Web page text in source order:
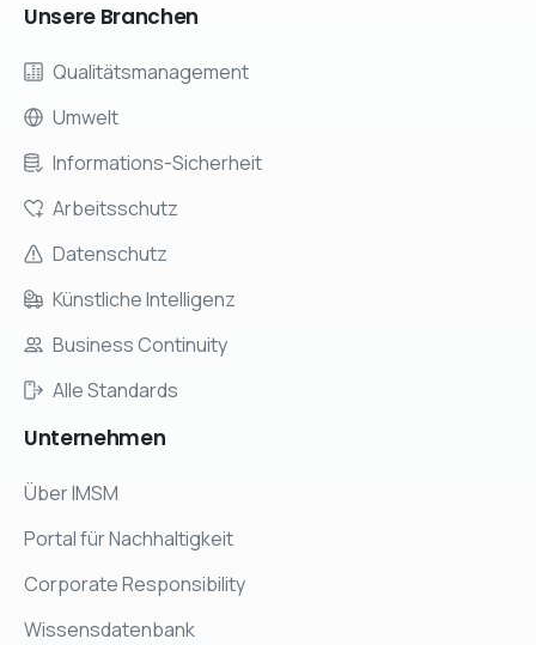
Unsere Branchen
Qualitätsmanagement
Umwelt
Informations-Sicherheit
Arbeitsschutz
Datenschutz
Künstliche Intelligenz
Business Continuity
Alle Standards
Unternehmen
Über IMSM
Portal für Nachhaltigkeit
Corporate Responsibility
Wissensdatenbank